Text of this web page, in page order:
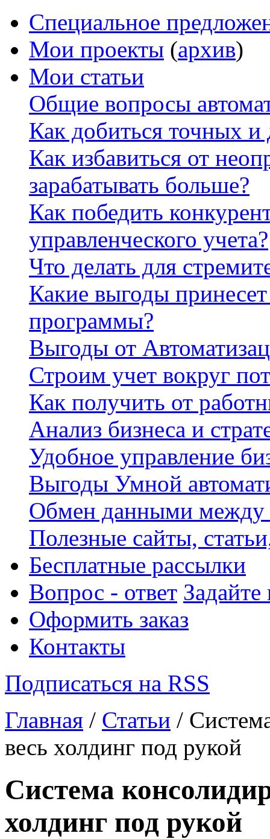
Специальное
Мои проекты (архив)
Мои статьи
Общие вопросы
Как добиться точных
Как избавиться от
зарабатывать больше?
Как победить
управленческого учета?
Что делать для
Какие выгоды
программы?
Выгоды от
Строим учет вокруг
Как получить от
Анализ бизнеса и
Удобное управление
Выгоды Умной
Обмен данными между
Полезные сайты,
Бесплатные рассылки
Вопрос - ответ
Оформить заказ
Контакты
Подписаться на RSS
Главная / Статьи /
весь холдинг под рукой
Система
холдинг под рукой